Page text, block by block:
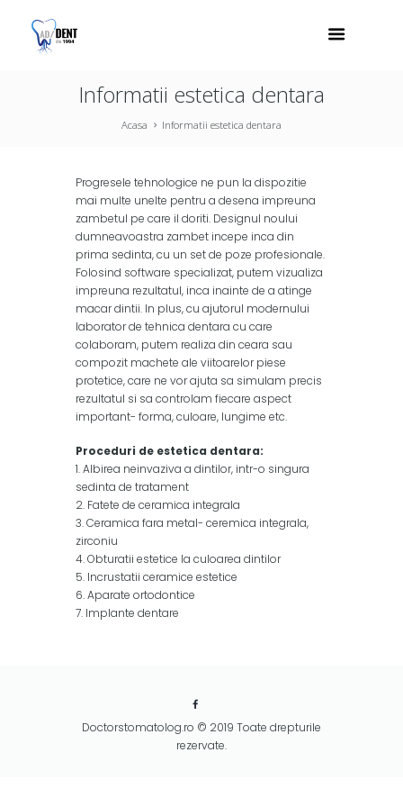
Informatii estetica dentara
Acasa Informatii estetica dentara
Progresele tehnologice ne pun la dispozitie
mai multe unelte pentru a desena impreuna
zambetul pe care il doriti. Designul noului
dumneavoastra zambet incepe inca din
prima sedinta, cu un set de poze profesionale.
Folosind software specializat, putem vizualiza
impreuna rezultatul, inca inainte de a atinge
macar dintii. In plus, cu ajutorul modernului
laborator de tehnica dentara cu care
colaboram, putem realiza din ceara sau
compozit machete ale viitoarelor piese
protetice, care ne vor ajuta sa simulam precis
rezultatul si sa controlam fiecare aspect
important- forma, culoare, lungime etc.
Proceduri de estetica dentara:
1. Albirea neinvaziva a dintilor, intr-o singura
sedinta de tratament
2. Fatete de ceramica integrala
3. Ceramica fara metal- ceremica integrala,
zirconiu
4. Obturatii estetice la culoarea dintilor
5. Incrustatii ceramice estetice
6. Aparate ortodontice
7. Implante dentare
Doctorstomatolog.ro © 2019 Toate drepturile
rezervate.